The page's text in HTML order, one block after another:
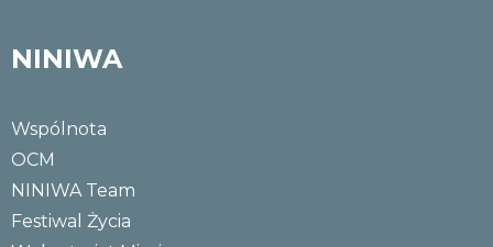
NINIWA
Wspólnota
OCM
NINIWA Team
Festiwal Życia